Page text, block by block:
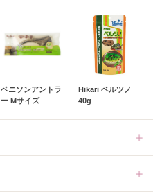
ベニソンアントラ
ー Mサイズ
Hikari ベルツノ
40g